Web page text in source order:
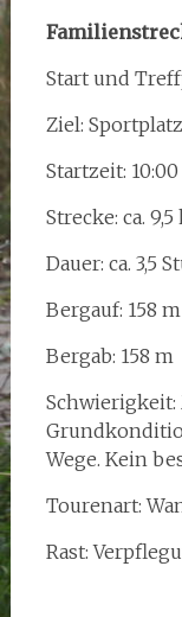
Start und
Ziel:
Startzeit:
Strecke: ca.
Dauer: ca. 3,5
Bergauf: 158 m
Bergab: 158 m
Schwierigkeit:
Wege. Kein
Tourenart:
Rast: